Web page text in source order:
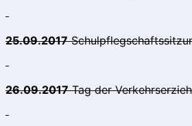
25.09.2017
26.09.2017Tag der